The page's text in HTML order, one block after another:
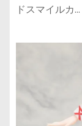
ドスマイルカ…